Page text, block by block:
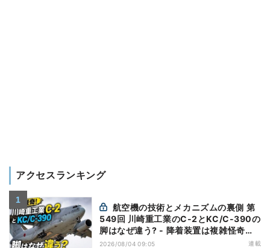
アクセスランキング
549回 川崎重工業のC-2とKC/C-390の
脚はなぜ違う? - 降着装置は複雑怪奇
(5)|軍用輸送機(10)
2026/08/04 09:05 連載